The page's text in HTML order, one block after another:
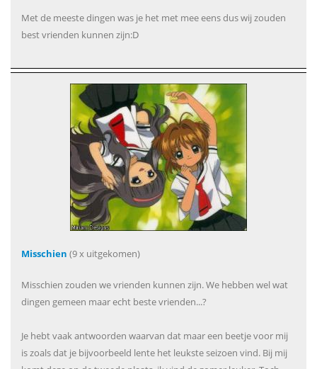
Met de meeste dingen was je het met mee eens dus wij zouden
best vrienden kunnen zijn:D
Misschien (9 x uitgekomen)
Misschien zouden we vrienden kunnen zijn. We hebben wel wat
dingen gemeen maar echt beste vrienden...?
Je hebt vaak antwoorden waarvan dat maar een beetje voor mij
is zoals dat je bijvoorbeeld lente het leukste seizoen vind. Bij mij